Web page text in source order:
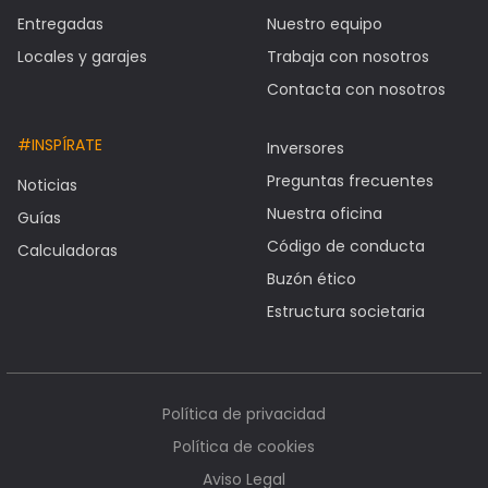
Entregadas
Locales y garajes
Nuestro equipo
Trabaja con nosotros
Contacta con nosotros
#INSPÍRATE
Noticias
Guías
Calculadoras
Inversores
Preguntas frecuentes
Nuestra oficina
Código de conducta
Buzón ético
Estructura societaria
Política de privacidad
Política de cookies
Aviso Legal